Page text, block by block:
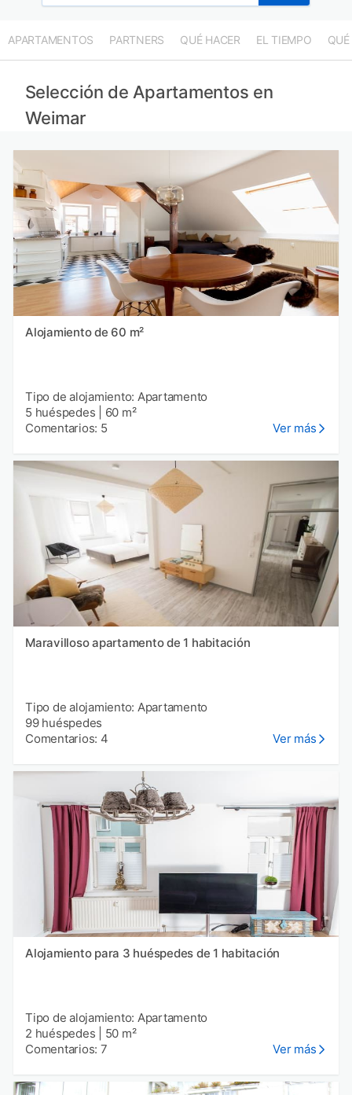
APARTAMENTOS PARTNERS QUÉ HACER EL TIEMPO QUÉ
Selección de Apartamentos en
Weimar
Alojamiento de 60 m²
Tipo de alojamiento: Apartamento
5 huéspedes
60 m²
Comentarios: 5
Ver más
Maravilloso apartamento de 1 habitación
Tipo de alojamiento: Apartamento
99 huéspedes
Comentarios: 4
Ver más
Alojamiento para 3 huéspedes de 1 habitación
Tipo de alojamiento: Apartamento
2 huéspedes
50 m²
Comentarios: 7
Ver más